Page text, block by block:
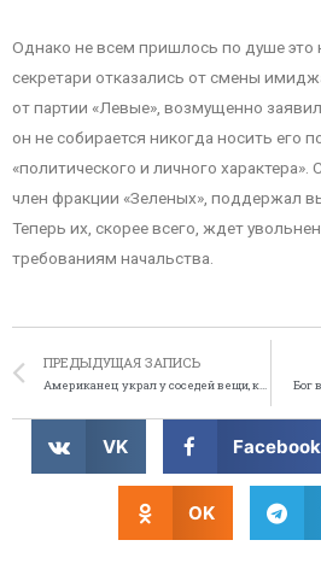
Однако не всем пришлось по душе это
секретари отказались от смены
от партии «Левые», возмущенно
он не собирается никогда носить его
«политического и личного характера».
член фракции «Зеленых», поддержал
Теперь их, скорее всего, ждет
требованиям начальства.
ПРЕДЫДУЩАЯ ЗАПИСЬ
Американец украл у соседей вещи, которые подарил им Бог
VK Facebook
OK